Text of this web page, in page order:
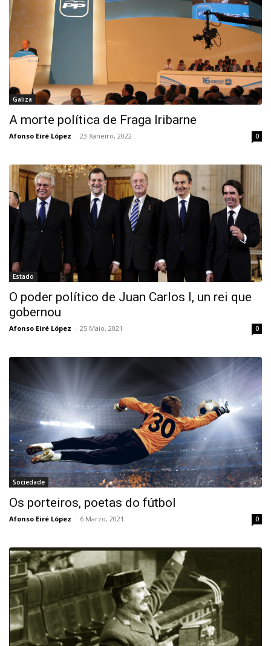
Galiza
A morte política de Fraga Iribarne
Afonso Eiré López - 23 Xaneiro, 2022 0
Estado
O poder político de Juan Carlos I, un rei que
gobernou
Afonso Eiré López - 25 Maio, 2021 0
Sociedade
Os porteiros, poetas do fútbol
Afonso Eiré López - 6 Marzo, 2021 0